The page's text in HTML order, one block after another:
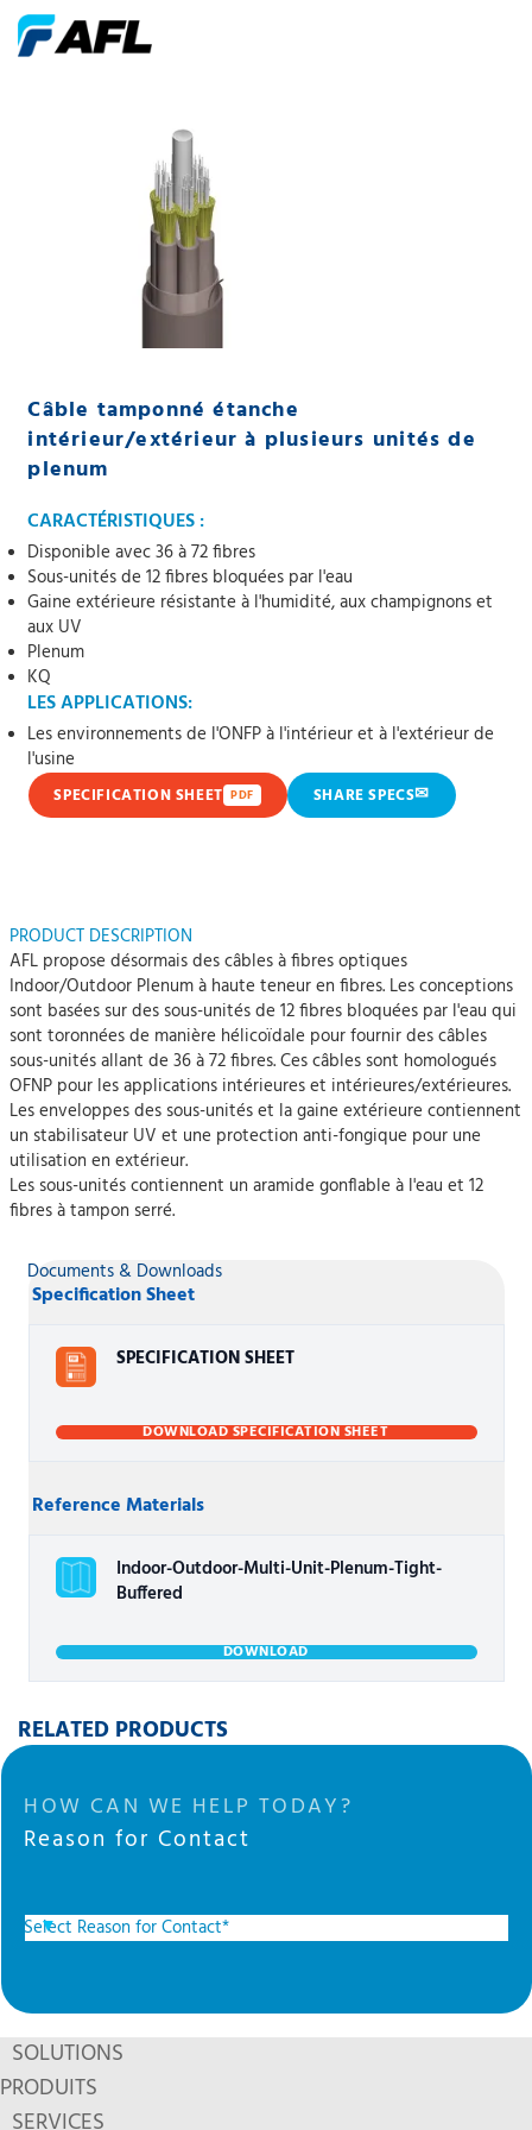
Câble tamponné étanche
intérieur/extérieur à plusieurs unités de
plenum
CARACTÉRISTIQUES :
Disponible avec 36 à 72 fibres
Sous-unités de 12 fibres bloquées par l'eau
Gaine extérieure résistante à l'humidité, aux champignons et
aux UV
Plenum
KQ
LES APPLICATIONS:
Les environnements de l'ONFP à l'intérieur et à l'extérieur de
l'usine
SPECIFICATION SHEET PDF SHARE SPECS✉
PRODUCT DESCRIPTION
AFL propose désormais des câbles à fibres optiques
Indoor/Outdoor Plenum à haute teneur en fibres. Les conceptions
sont basées sur des sous-unités de 12 fibres bloquées par l'eau qui
sont toronnées de manière hélicoïdale pour fournir des câbles
sous-unités allant de 36 à 72 fibres. Ces câbles sont homologués
OFNP pour les applications intérieures et intérieures/extérieures.
Les enveloppes des sous-unités et la gaine extérieure contiennent
un stabilisateur UV et une protection anti-fongique pour une
utilisation en extérieur.
Les sous-unités contiennent un aramide gonflable à l'eau et 12
fibres à tampon serré.
Documents & Downloads
Specification Sheet
SPECIFICATION SHEET
DOWNLOAD SPECIFICATION SHEET
Reference Materials
Indoor-Outdoor-Multi-Unit-Plenum-Tight-
Buffered
DOWNLOAD
RELATED PRODUCTS
HOW CAN WE HELP TODAY?
Reason for Contact
SOLUTIONS
PRODUITS
SERVICES